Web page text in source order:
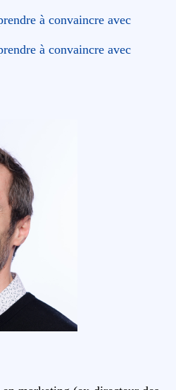
à convaincre avec
à convaincre avec